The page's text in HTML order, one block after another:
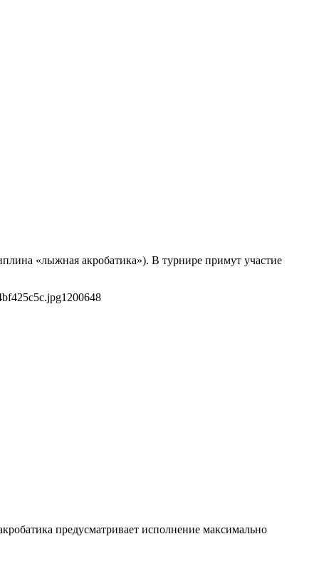
«лыжная акробатика»). В турнире примут участие
1200648
предусматривает исполнение максимально